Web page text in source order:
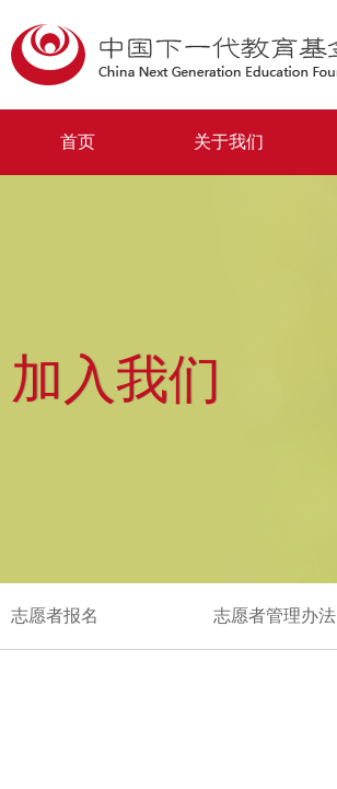
首页 关于我们
加入我们
志愿者报名 志愿者管理办法